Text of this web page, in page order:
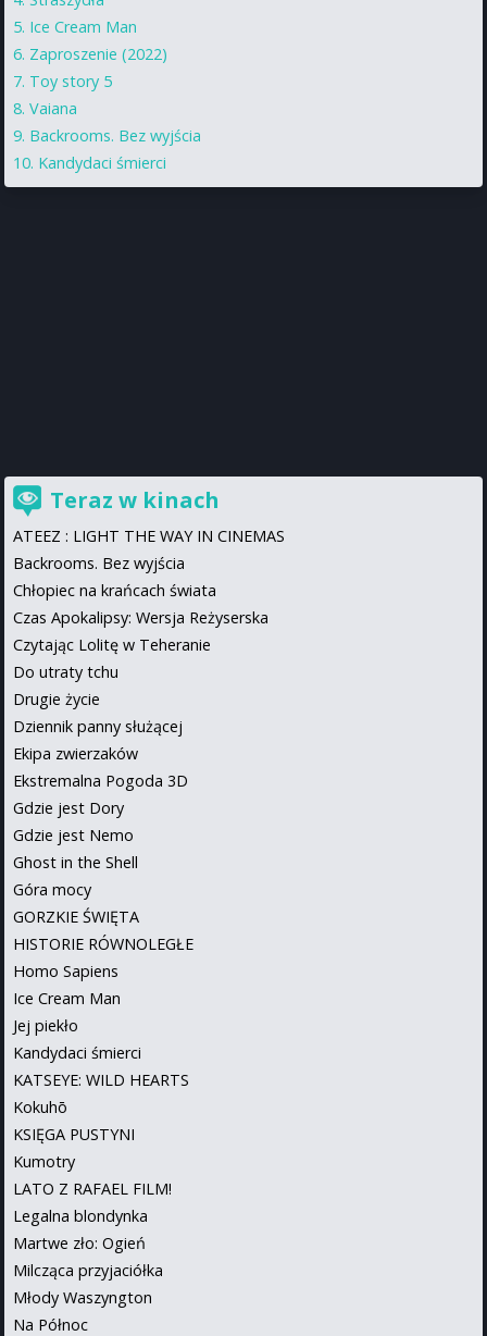
Ice Cream Man
Zaproszenie (2022)
Toy story 5
Vaiana
Backrooms. Bez wyjścia
Kandydaci śmierci
Teraz w kinach
ATEEZ : LIGHT THE WAY IN CINEMAS
Backrooms. Bez wyjścia
Chłopiec na krańcach świata
Czas Apokalipsy: Wersja Reżyserska
Czytając Lolitę w Teheranie
Do utraty tchu
Drugie życie
Dziennik panny służącej
Ekipa zwierzaków
Ekstremalna Pogoda 3D
Gdzie jest Dory
Gdzie jest Nemo
Ghost in the Shell
Góra mocy
GORZKIE ŚWIĘTA
HISTORIE RÓWNOLEGŁE
Homo Sapiens
Ice Cream Man
Jej piekło
Kandydaci śmierci
KATSEYE: WILD HEARTS
Kokuhō
KSIĘGA PUSTYNI
Kumotry
LATO Z RAFAEL FILM!
Legalna blondynka
Martwe zło: Ogień
Milcząca przyjaciółka
Młody Waszyngton
Na Północ